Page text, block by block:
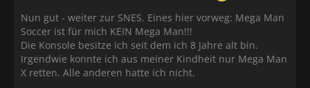
Nun gut - weiter zur SNES. Eines hier vorweg: Mega Man
Soccer ist für mich KEIN Mega Man!!!
Die Konsole besitze ich seit dem ich 8 Jahre alt bin.
Irgendwie konnte ich aus meiner Kindheit nur Mega Man
X retten. Alle anderen hatte ich nicht.